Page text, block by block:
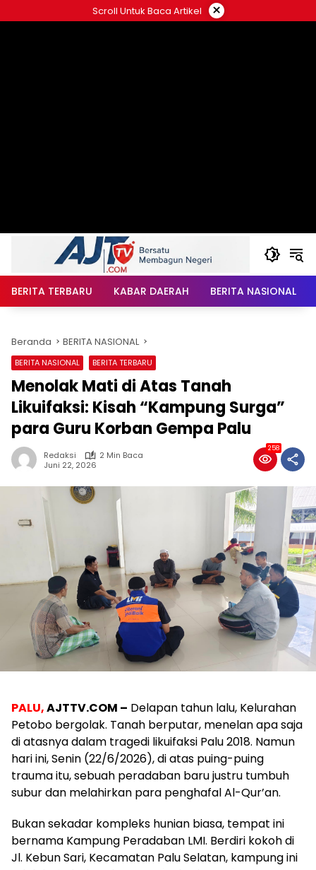
ke
Scroll Untuk Baca Artikel ×
BERITA TERBARU KABAR DAERAH BERITA NASIONAL
Beranda BERITA NASIONAL
BERITA NASIONAL BERITA TERBARU
Menolak Mati di Atas Tanah
Likuifaksi: Kisah “Kampung Surga”
para Guru Korban Gempa Palu
Redaksi
2 Min Baca
Juni 22, 2026
258
PALU,AJTTV.COM – Delapan tahun lalu, Kelurahan
Petobo bergolak. Tanah berputar, menelan apa saja
di atasnya dalam tragedi likuifaksi Palu 2018. Namun
hari ini, Senin (22/6/2026), di atas puing-puing
trauma itu, sebuah peradaban baru justru tumbuh
subur dan melahirkan para penghafal Al-Qur’an.
​Bukan sekadar kompleks hunian biasa, tempat ini
bernama Kampung Peradaban LMI. Berdiri kokoh di
Jl. Kebun Sari, Kecamatan Palu Selatan, kampung ini